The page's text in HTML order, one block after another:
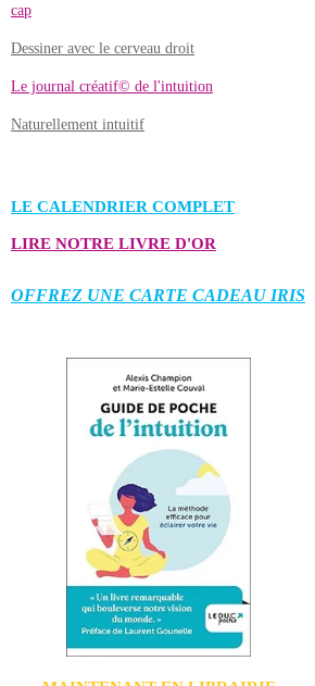
cap
Dessiner avec le cerveau droit
Le journal créatif© de l'intuition
Naturellement intuitif
LE CALENDRIER COMPLET
LIRE NOTRE LIVRE D'OR
OFFREZ UNE CARTE CADEAU IRIS